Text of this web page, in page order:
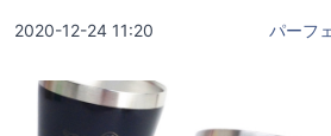
2020-12-24 11:20 パーフ